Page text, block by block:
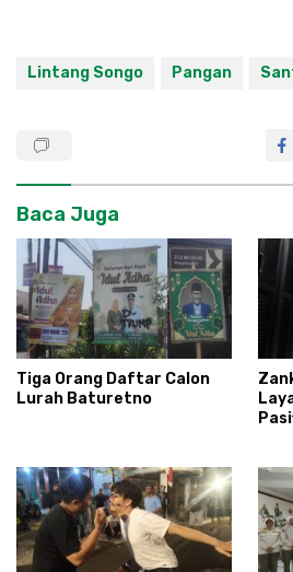
Lintang Songo Pangan
Baca Juga
Tiga Orang Daftar Calon
Lurah Baturetno